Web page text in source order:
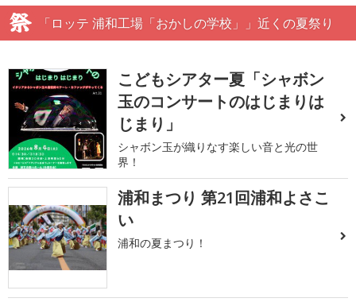
「ロッテ 浦和工場「おかしの学校」」近くの夏祭り
こどもシアター夏「シャボン
玉のコンサートのはじまりは
じまり」
シャボン玉が織りなす楽しい音と光の世
界！
浦和まつり 第21回浦和よさこ
い
浦和の夏まつり！